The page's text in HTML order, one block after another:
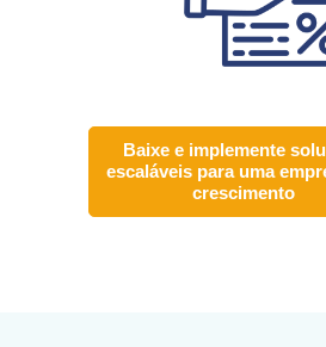
Baixe e implemente
escaláveis para uma
crescimento